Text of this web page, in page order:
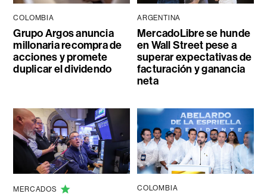
COLOMBIA
Grupo Argos anuncia
millonaria recompra de
acciones y promete
duplicar el dividendo
ARGENTINA
MercadoLibre se hunde
en Wall Street pese a
superar expectativas de
facturación y ganancia
neta
MERCADOS COLOMBIA